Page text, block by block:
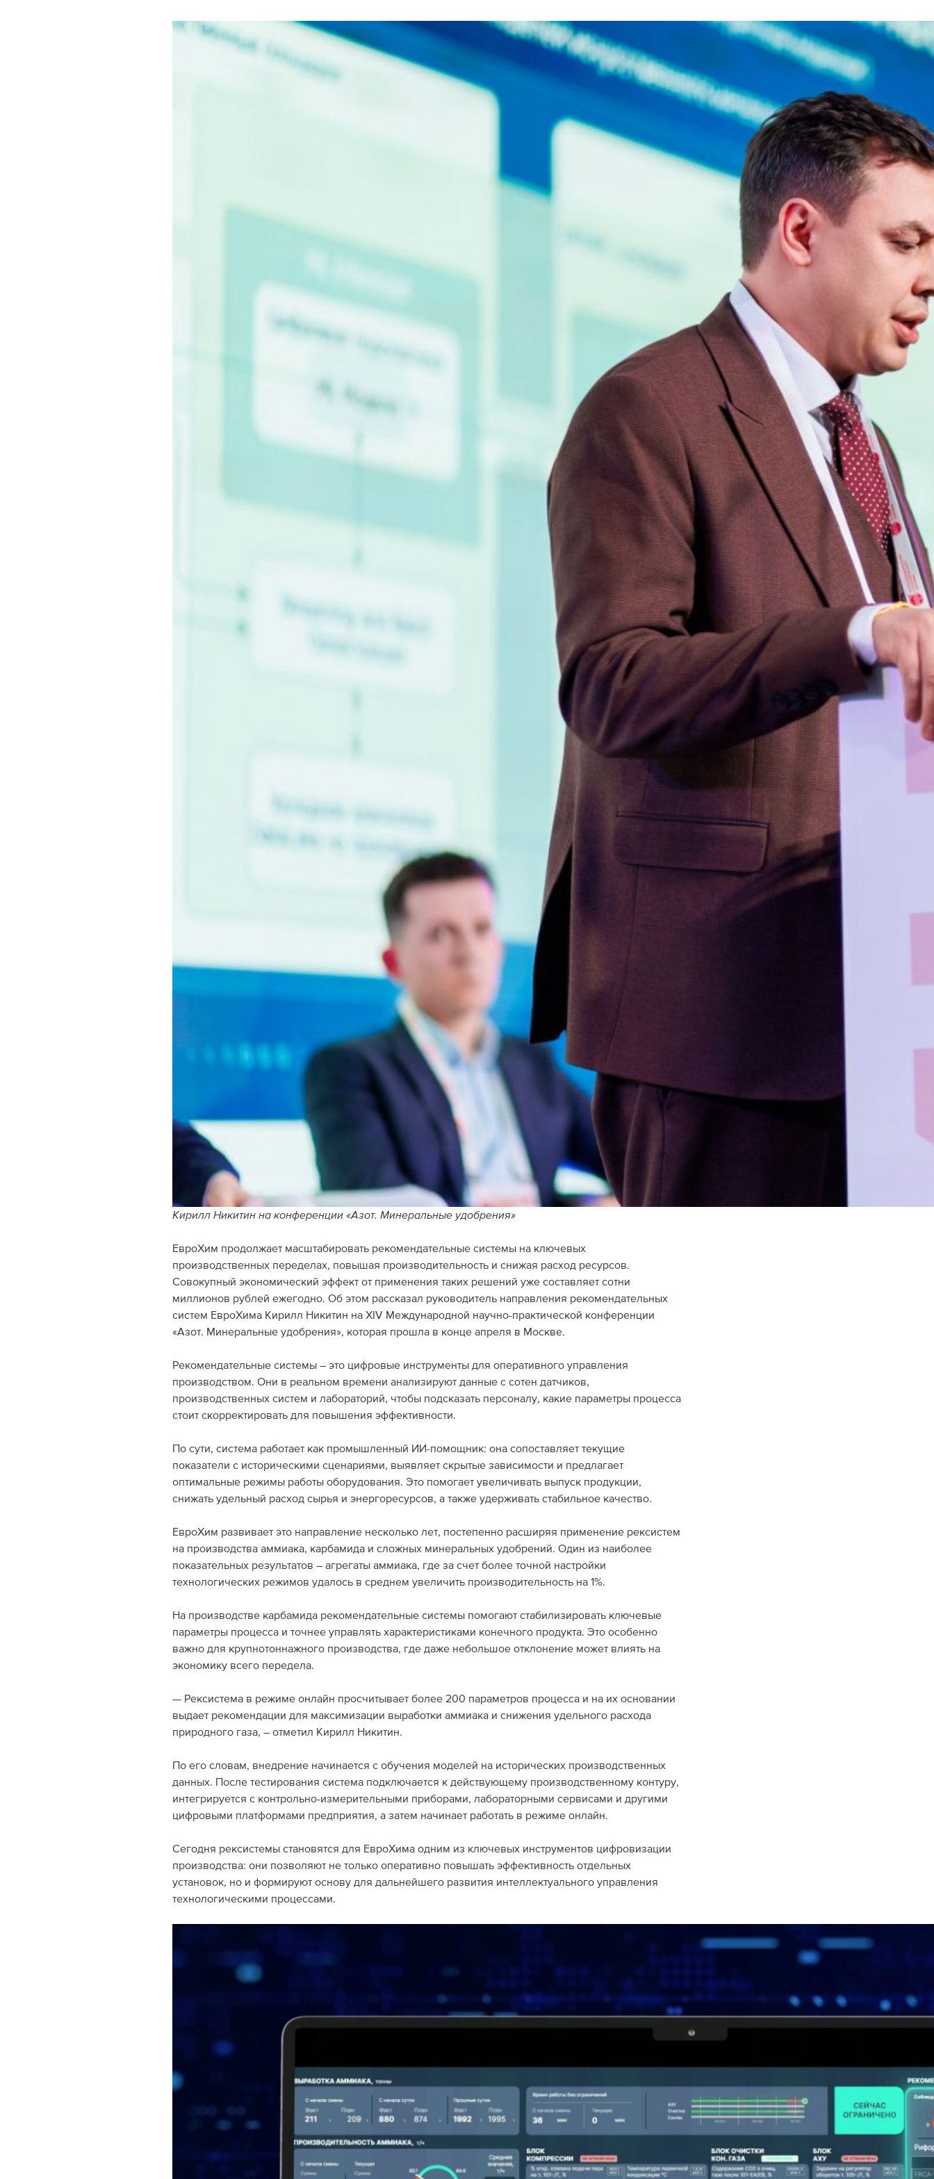
Раскрытие информации
ЕвроХим
Кирилл Никитин на конференции «Азот. Минеральные удобрения»
ЕвроХим продолжает масштабировать рекомендательные системы на ключевых
производственных переделах, повышая производительность и снижая расход ресурсов.
Совокупный экономический эффект от применения таких решений уже составляет сотни
миллионов рублей ежегодно. Об этом рассказал руководитель направления рекомендательных
систем ЕвроХима Кирилл Никитин на XIV Международной научно-практической конференции
«Азот. Минеральные удобрения», которая прошла в конце апреля в Москве.
Рекомендательные системы – это цифровые инструменты для оперативного управления
производством. Они в реальном времени анализируют данные с сотен датчиков,
производственных систем и лабораторий, чтобы подсказать персоналу, какие параметры процесса
стоит скорректировать для повышения эффективности.
По сути, система работает как промышленный ИИ-помощник: она сопоставляет текущие
показатели с историческими сценариями, выявляет скрытые зависимости и предлагает
оптимальные режимы работы оборудования. Это помогает увеличивать выпуск продукции,
снижать удельный расход сырья и энергоресурсов, а также удерживать стабильное качество.
ЕвроХим развивает это направление несколько лет, постепенно расширяя применение рексистем
на производства аммиака, карбамида и сложных минеральных удобрений. Один из наиболее
показательных результатов – агрегаты аммиака, где за счет более точной настройки
технологических режимов удалось в среднем увеличить производительность на 1%.
На производстве карбамида рекомендательные системы помогают стабилизировать ключевые
параметры процесса и точнее управлять характеристиками конечного продукта. Это особенно
важно для крупнотоннажного производства, где даже небольшое отклонение может влиять на
экономику всего передела.
— Рексистема в режиме онлайн просчитывает более 200 параметров процесса и на их основании
выдает рекомендации для максимизации выработки аммиака и снижения удельного расхода
природного газа, – отметил Кирилл Никитин.
По его словам, внедрение начинается с обучения моделей на исторических производственных
данных. После тестирования система подключается к действующему производственному контуру,
интегрируется с контрольно-измерительными приборами, лабораторными сервисами и другими
цифровыми платформами предприятия, а затем начинает работать в режиме онлайн.
Сегодня рексистемы становятся для ЕвроХима одним из ключевых инструментов цифровизации
производства: они позволяют не только оперативно повышать эффективность отдельных
установок, но и формируют основу для дальнейшего развития интеллектуального управления
технологическими процессами.